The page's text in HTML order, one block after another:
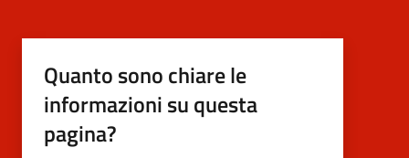
Quanto sono chiare le
informazioni su questa
pagina?